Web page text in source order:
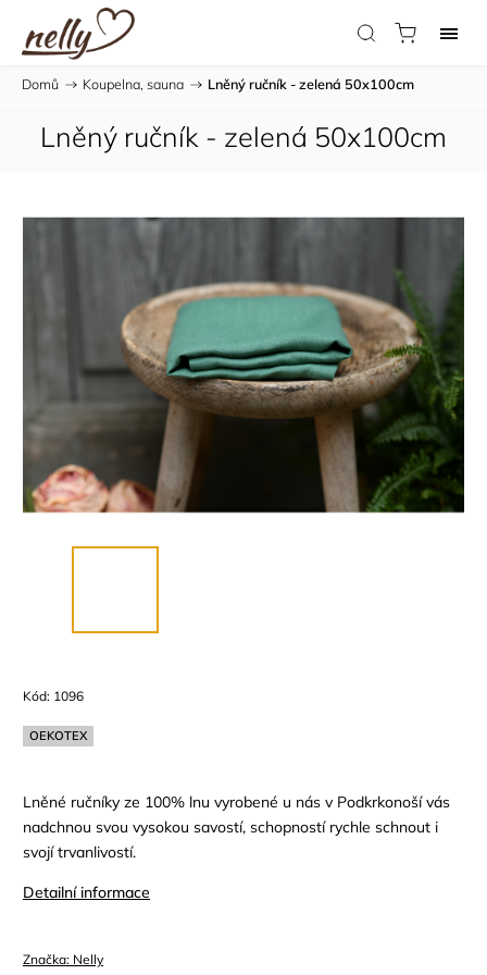
Domů / Koupelna, sauna / Lněný ručník - zelená 50x100cm
Lněný ručník - zelená 50x100cm
Kód: 1096
OEKOTEX
Lněné ručníky ze 100% lnu vyrobené u nás v Podkrkonoší vás
nadchnou svou vysokou savostí, schopností rychle schnout i
svojí trvanlivostí.
Detailní informace
Značka: Nelly